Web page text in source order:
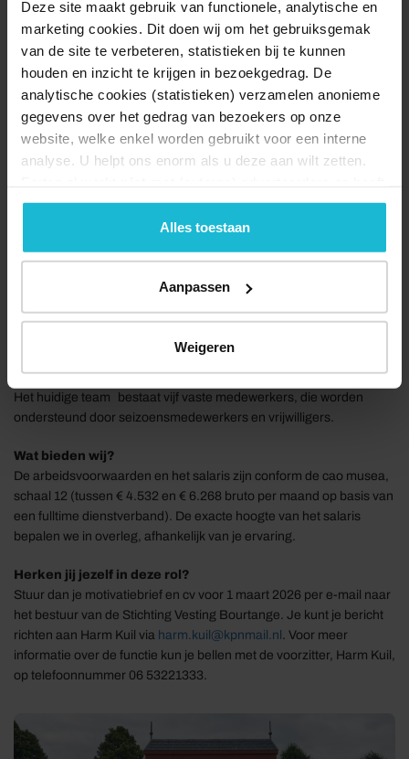
Deze site maakt gebruik van functionele, analytische en
marketing cookies. Dit doen wij om het gebruiksgemak
van de site te verbeteren, statistieken bij te kunnen
houden en inzicht te krijgen in bezoekgedrag. De
analytische cookies (statistieken) verzamelen anonieme
gegevens over het gedrag van bezoekers op onze
website, welke enkel worden gebruikt voor een interne
analyse. U helpt ons enorm als u deze aan wilt zetten.
geen commerciële doelstelling. U kunt deze cookies via
de knoppen accepteren, beheren of weigeren.
Alles toestaan
Aanpassen
Weigeren
Wat verwachten we van jou?
historie. Je herkent jezelf in het volgende profiel:
Je hebt aantoonbare ervaring met leidinggeven.
Je hebt ervaring in de sector toerisme, recreatie of erfgoed.
Je hebt commercieel inzicht en financiële vaardigheden.
Je bent flexibel, creatief en beschikt over organisatietalent.
Je vindt het geen probleem om in de nabije omgeving van
Bourtange te gaan wonen of je woont daar al.
Het huidige team bestaat vijf vaste medewerkers, die worden
ondersteund door seizoensmedewerkers en vrijwilligers.
Wat bieden wij?
De arbeidsvoorwaarden en het salaris zijn conform de cao musea,
schaal 12 (tussen € 4.532 en € 6.268 bruto per maand op basis van
een fulltime dienstverband). De exacte hoogte van het salaris
bepalen we in overleg, afhankelijk van je ervaring.
Herken jij jezelf in deze rol?
Stuur dan je motivatiebrief en cv voor 1 maart 2026 per e-mail naar
het bestuur van de Stichting Vesting Bourtange. Je kunt je bericht
richten aan Harm Kuil via harm.kuil@kpnmail.nl . Voor meer
informatie over de functie kun je bellen met de voorzitter, Harm Kuil,
op telefoonnummer 06 53221333.